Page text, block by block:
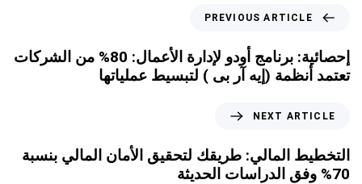
PREVIOUS ARTICLE
إحصائية: برنامج أودو لإدارة الأعمال: 80% من الشركات
تعتمد أنظمة (إيه آر بى ) لتبسيط عملياتها
NEXT ARTICLE
التخطيط المالي: طريقك لتحقيق الأمان المالي بنسبة
70% وفق الدراسات الحديثة